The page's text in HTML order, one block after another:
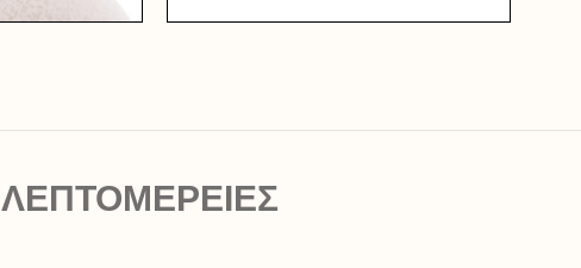
ΛΕΠΤΟΜΕΡΕΙΕΣ